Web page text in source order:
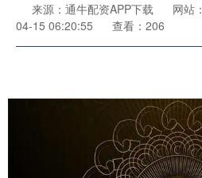
来源：通牛配资APP下载 网站
04-15 06:20:55
查看：206